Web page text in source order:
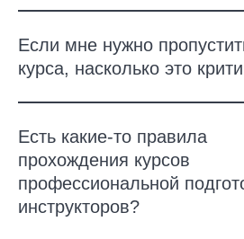
Если мне нужно
курса, насколько это
Есть какие-то правила
прохождения курсов
профессиональной
инструкторов?